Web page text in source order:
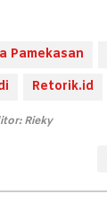
Pamekasan
Retorik.id
Rieky